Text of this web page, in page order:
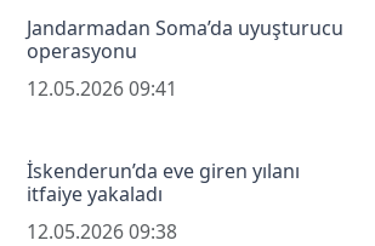
Jandarmadan Soma’da uyuşturucu
operasyonu
12.05.2026 09:41
İskenderun’da eve giren yılanı
itfaiye yakaladı
12.05.2026 09:38